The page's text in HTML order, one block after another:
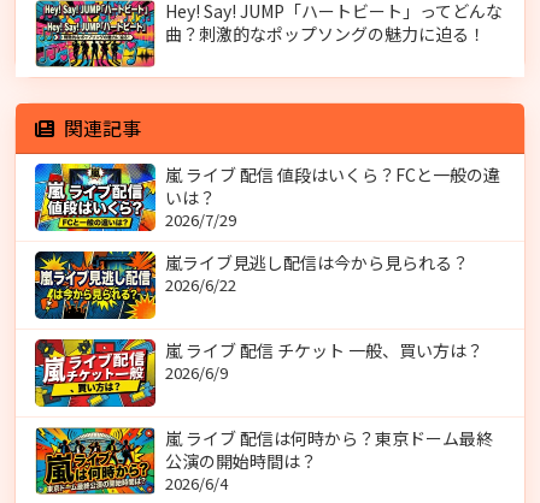
Hey! Say! JUMP「ハートビート」ってどんな
曲？刺激的なポップソングの魅力に迫る！
関連記事
嵐 ライブ 配信 値段はいくら？FCと一般の違
いは？
2026/7/29
嵐ライブ見逃し配信は今から見られる？
2026/6/22
嵐 ライブ 配信 チケット 一般、買い方は？
2026/6/9
嵐 ライブ 配信は何時から？東京ドーム最終
公演の開始時間は？
2026/6/4